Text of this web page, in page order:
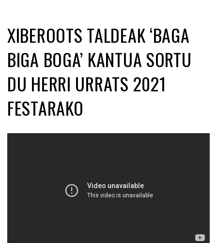
XIBEROOTS TALDEAK ‘BAGA
BIGA BOGA’ KANTUA SORTU
DU HERRI URRATS 2021
FESTARAKO